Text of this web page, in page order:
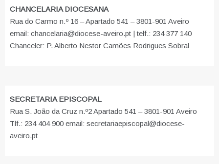
CHANCELARIA DIOCESANA
Rua do Carmo n.º 16 – Apartado 541 – 3801-901 Aveiro
email: chancelaria@diocese-aveiro.pt | telf.: 234 377 140
Chanceler: P. Alberto Nestor Camões Rodrigues Sobral
SECRETARIA EPISCOPAL
Rua S. João da Cruz n.º2 Apartado 541 – 3801-901 Aveiro
Tlf.: 234 404 900 email: secretariaepiscopal@diocese-
aveiro.pt